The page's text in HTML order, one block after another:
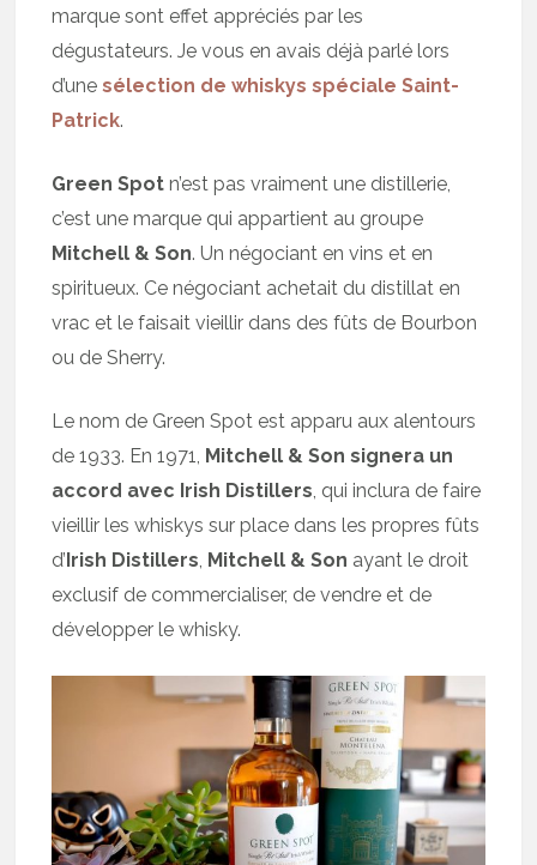
marque sont effet appréciés par les
dégustateurs. Je vous en avais déjà parlé lors
d’unesélection de whiskys spéciale Saint-
Patrick.
Green Spot n’est pas vraiment une distillerie,
c’est une marque qui appartient au groupe
Mitchell & Son. Un négociant en vins et en
spiritueux. Ce négociant achetait du distillat en
vrac et le faisait vieillir dans des fûts de Bourbon
ou de Sherry.
Le nom de Green Spot est apparu aux alentours
de 1933. En 1971, Mitchell & Son signera un
accord avec Irish Distillers, qui inclura de faire
vieillir les whiskys sur place dans les propres fûts
d’ Irish Distillers, Mitchell & Son ayant le droit
exclusif de commercialiser, de vendre et de
développer le whisky.